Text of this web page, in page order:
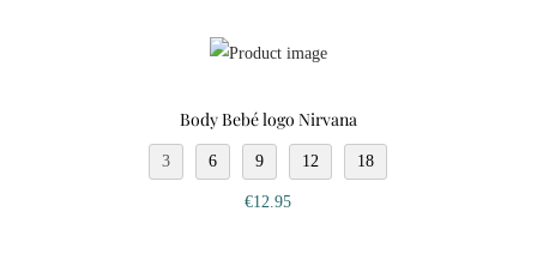
Body Bebé logo Nirvana
3 6 9 12 18
€12.95